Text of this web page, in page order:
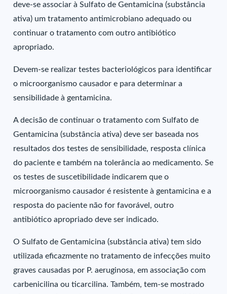
deve-se associar à Sulfato de Gentamicina (substância
ativa) um tratamento antimicrobiano adequado ou
continuar o tratamento com outro antibiótico
apropriado.
Devem-se realizar testes bacteriológicos para identificar
o microorganismo causador e para determinar a
sensibilidade à gentamicina.
A decisão de continuar o tratamento com Sulfato de
Gentamicina (substância ativa) deve ser baseada nos
resultados dos testes de sensibilidade, resposta clínica
do paciente e também na tolerância ao medicamento. Se
os testes de suscetibilidade indicarem que o
microorganismo causador é resistente à gentamicina e a
resposta do paciente não for favorável, outro
antibiótico apropriado deve ser indicado.
O Sulfato de Gentamicina (substância ativa) tem sido
utilizada eficazmente no tratamento de infecções muito
graves causadas por P. aeruginosa, em associação com
carbenicilina ou ticarcilina. Também, tem-se mostrado